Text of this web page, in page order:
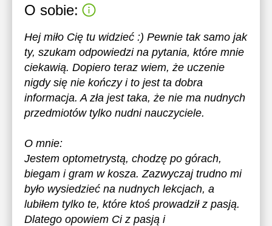
O sobie:
Hej miło Cię tu widzieć :) Pewnie tak samo jak
ty, szukam odpowiedzi na pytania, które mnie
ciekawią. Dopiero teraz wiem, że uczenie
nigdy się nie kończy i to jest ta dobra
informacja. A zła jest taka, że nie ma nudnych
przedmiotów tylko nudni nauczyciele.
O mnie:
Jestem optometrystą, chodzę po górach,
biegam i gram w kosza. Zazwyczaj trudno mi
było wysiedzieć na nudnych lekcjach, a
lubiłem tylko te, które ktoś prowadził z pasją.
Dlatego opowiem Ci z pasją i